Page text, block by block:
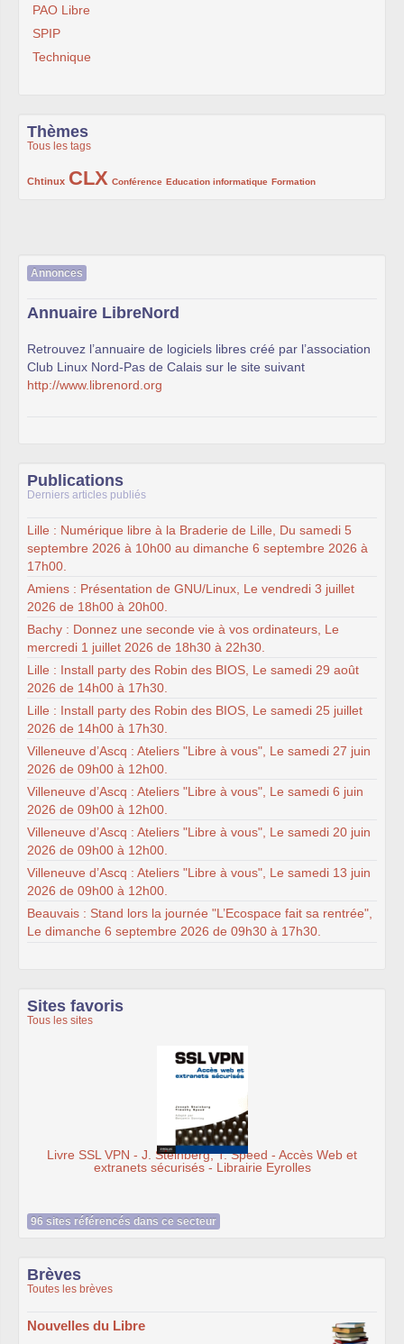
PAO Libre
SPIP
Technique
Thèmes
Tous les tags
Chtinux
222/1002CLX
1002/1002 Conférence
132/1002 Education informatique
119/1002 Formation
168/1002
Annonces
Annuaire LibreNord
Retrouvez l’annuaire de logiciels libres créé par l’association
Club Linux Nord-Pas de Calais sur le site suivant
http://www.librenord.org
Publications
Derniers articles publiés
Lille : Numérique libre à la Braderie de Lille, Du samedi 5
septembre 2026 à 10h00 au dimanche 6 septembre 2026 à
17h00.
Amiens : Présentation de GNU/Linux, Le vendredi 3 juillet
2026 de 18h00 à 20h00.
Bachy : Donnez une seconde vie à vos ordinateurs, Le
mercredi 1 juillet 2026 de 18h30 à 22h30.
Lille : Install party des Robin des BIOS, Le samedi 29 août
2026 de 14h00 à 17h30.
Lille : Install party des Robin des BIOS, Le samedi 25 juillet
2026 de 14h00 à 17h30.
Villeneuve d’Ascq : Ateliers "Libre à vous", Le samedi 27 juin
2026 de 09h00 à 12h00.
Villeneuve d’Ascq : Ateliers "Libre à vous", Le samedi 6 juin
2026 de 09h00 à 12h00.
Villeneuve d’Ascq : Ateliers "Libre à vous", Le samedi 20 juin
2026 de 09h00 à 12h00.
Villeneuve d’Ascq : Ateliers "Libre à vous", Le samedi 13 juin
2026 de 09h00 à 12h00.
Beauvais : Stand lors la journée "L’Ecospace fait sa rentrée",
Le dimanche 6 septembre 2026 de 09h30 à 17h30.
Sites favoris
Tous les sites
Livre SSL VPN - J. Steinberg, T. Speed - Accès Web et
extranets sécurisés - Librairie Eyrolles
96 sites référencés dans ce secteur
Brèves
Toutes les brèves
Nouvelles du Libre